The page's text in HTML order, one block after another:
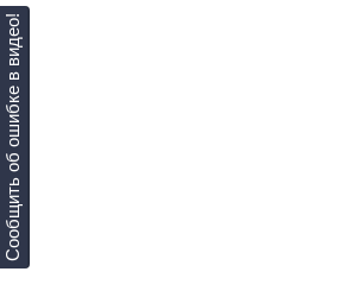
Сообщить об ошибке в видео!